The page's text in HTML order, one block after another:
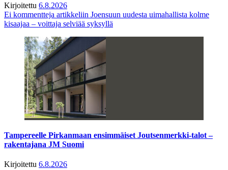
Kirjoitettu 6.8.2026
Ei kommentteja artikkeliin Joensuun uudesta uimahallista kolme
kisaajaa – voittaja selviää syksyllä
Tampereelle Pirkanmaan ensimmäiset Joutsenmerkki-talot –
rakentajana JM Suomi
Kirjoitettu 6.8.2026